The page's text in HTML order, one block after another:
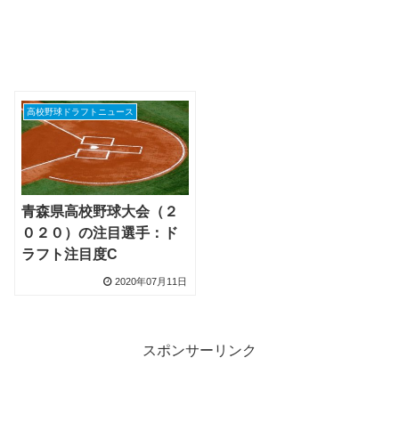
高校野球ドラフトニュース
青森県高校野球大会（２
０２０）の注目選手：ド
ラフト注目度C
2020年07月11日
スポンサーリンク